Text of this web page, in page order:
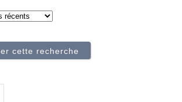
cette recherche